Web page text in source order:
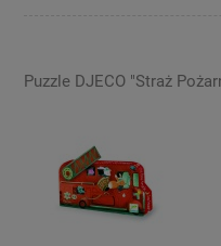
Puzzle DJECO "Straż